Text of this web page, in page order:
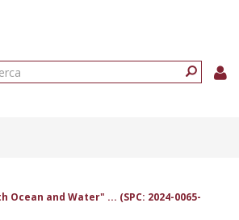
and Water" ... (SPC: 2024-0065-